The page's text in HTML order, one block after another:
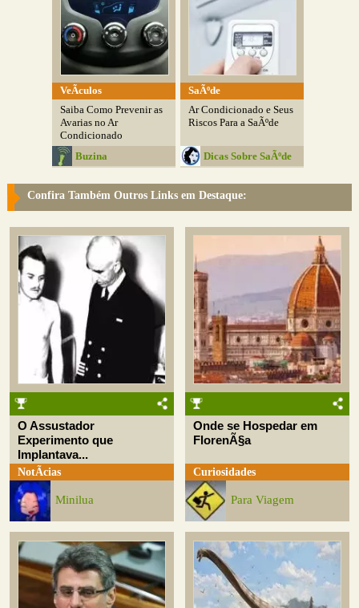
VeÃ­culos
Saiba Como Prevenir as
Avarias no Ar
Condicionado
Buzina
SaÃºde
Ar Condicionado e Seus
Riscos Para a SaÃºde
Dicas Sobre SaÃºde
Confira Também Outros Links em Destaque:
O Assustador
Experimento que
Implantava...
NotÃ­cias
Minilua
Onde se Hospedar em
FlorenÃ§a
Curiosidades
Para Viagem